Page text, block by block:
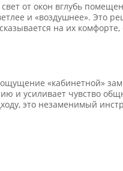
от окон вглубь
и «воздушнее». Это
на их комфорте,
«кабинетной»
и усиливает чувство
это незаменимый